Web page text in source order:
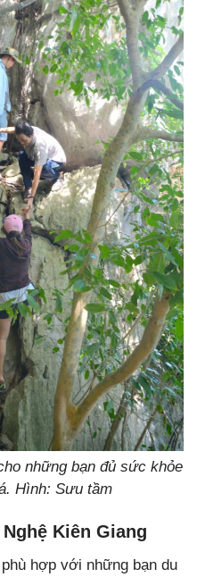
những bạn đủ sức khỏe
Hình: Sưu tầm
Kiên Giang
hợp với những bạn du